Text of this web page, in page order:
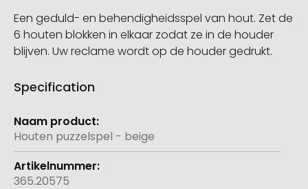
Een geduld- en behendigheidsspel van hout. Zet de
6 houten blokken in elkaar zodat ze in de houder
blijven. Uw reclame wordt op de houder gedrukt.
Specification
Meer
informatie
Houten puzzelspel - beige
365.20575